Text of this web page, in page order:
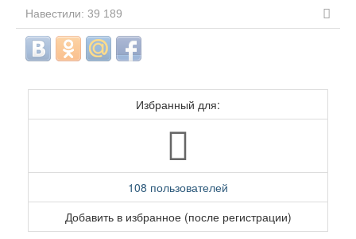
Навестили: 39 189
Избранный для:
108 пользователей
Добавить в избранное (после регистрации)